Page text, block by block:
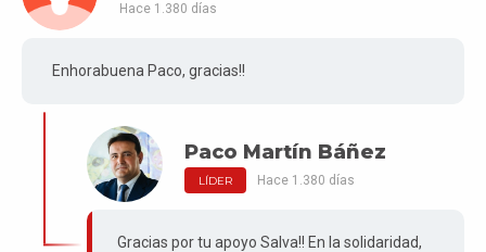
Hace 1.380 días
Enhorabuena Paco, gracias!!
Paco Martín Báñez
LÍDER Hace 1.380 días
Gracias por tu apoyo Salva!! En la solidaridad,